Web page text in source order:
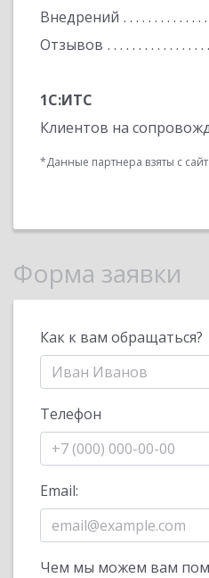
Внедрений
Отзывов
1С:ИТС
Клиентов на
*Данные партнера взяты с
Форма заявки
Как к вам обращаться?
Телефон
Email:
Чем мы можем вам